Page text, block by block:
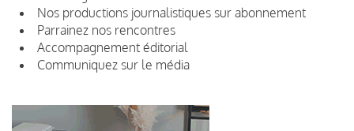
Nos productions journalistiques sur abonnement
Parrainez nos rencontres
Accompagnement éditorial
Communiquez sur le média